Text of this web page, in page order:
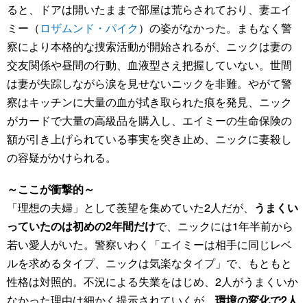
ると、ドアは開いたままで部屋は荒らされており、妻エイ
ミー（ ロザムンド・パイク）の姿がなかった。まもなく警
察により本格的な捜索活動が開始されるが、ニックは妻の
交友関係や昼間の行動、血液型さえ把握していない。世間
は妻が失踪しながら涙を見せないニックを非難。やがて警
察はキッチンに大量の血が拭き取られた痕を発見、ニック
がカードで大量の高級品を購入し、エイミーの生命保険の
額が引き上げられている事実を突き止め、ニックに妻殺し
の容疑がかけられる。
～ここが衝撃的～
「理想の夫婦」として羨望を集めていた2人だが、 うまくい
っていたのは初めの2年間だけで、ニックには1年半前から
若い愛人がいた。警察いわく「エイミーは相手に同じレベ
ルを求めるタイプ、ニックは気楽なタイプ」で、もともと
性格は対照的。不況による失業をはじめ、2人がうまくいか